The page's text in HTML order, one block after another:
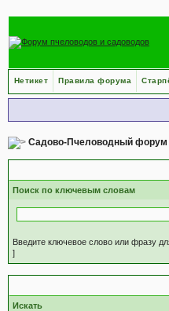
Нетикет Правила форума
Садово-Пчеловодный форум
Поиск по ключевым словам
Введите ключевое слово или фразу
]
Искать